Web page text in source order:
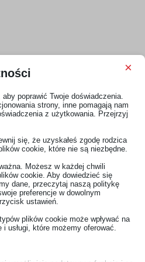
reklamowe dotyczące
do profesjonalnego
jest wyłącznie
zawód medyczny lub
obrotem wyrobami
oświadczam, że :
lub zawodowo zajmuję
Polmil
PSM7005N
VAT 8%
5902406208965
Tak
×
poprawić Twoje doświadczenia.
strony, inne pomagają nam
z użytkowania. Przejrzyj
się, że uzyskałeś zgodę rodzica
cookie, które nie są niezbędne.
Możesz w każdej chwili
cookie. Aby dowiedzieć się
dane, przeczytaj naszą politykę
preferencje w dowolnym
ustawień.
plików cookie może wpływać na
usługi, które możemy oferować.